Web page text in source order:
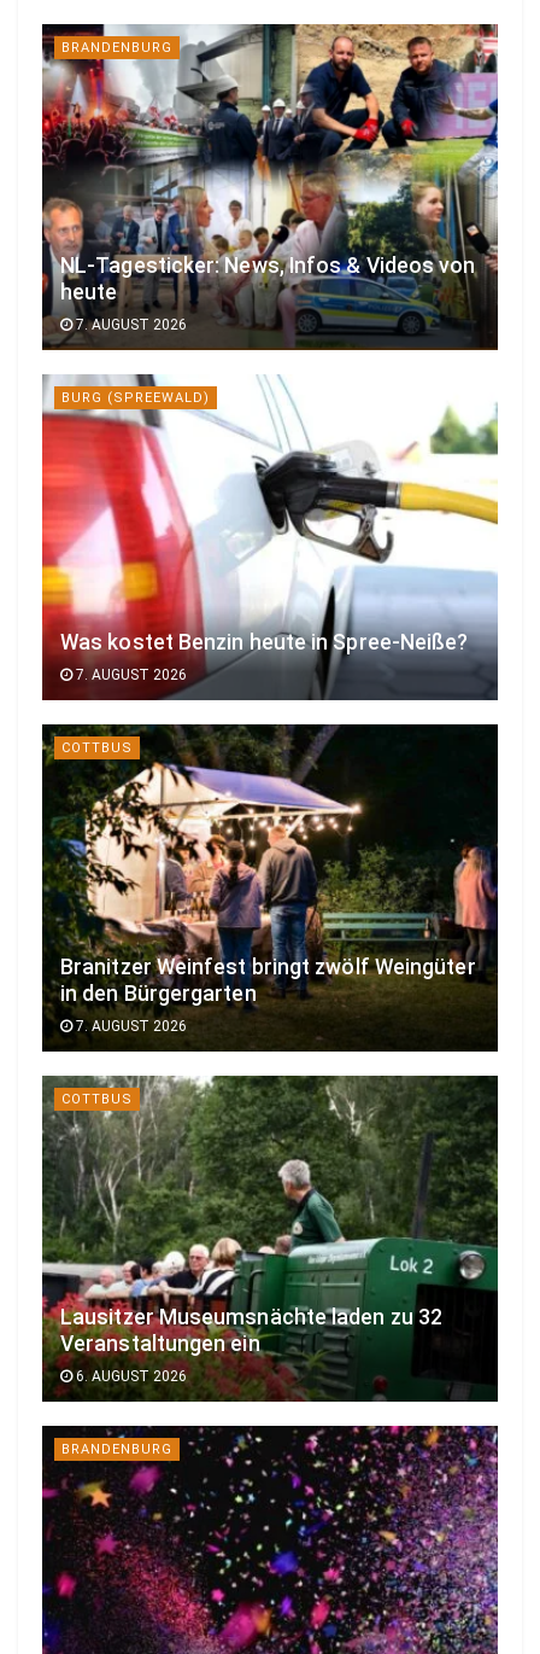
BRANDENBURG
NL-Tagesticker: News, Infos & Videos von
heute
7. AUGUST 2026
BURG (SPREEWALD)
Was kostet Benzin heute in Spree-Neiße?
7. AUGUST 2026
COTTBUS
Branitzer Weinfest bringt zwölf Weingüter
in den Bürgergarten
7. AUGUST 2026
COTTBUS
Lausitzer Museumsnächte laden zu 32
Veranstaltungen ein
6. AUGUST 2026
BRANDENBURG